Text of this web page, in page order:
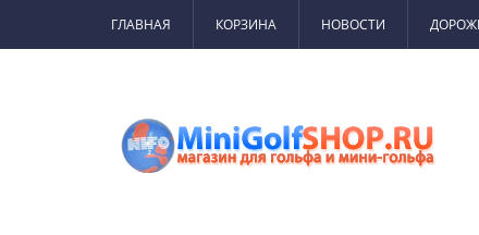
ГЛАВНАЯ КОРЗИНА НОВОСТИ